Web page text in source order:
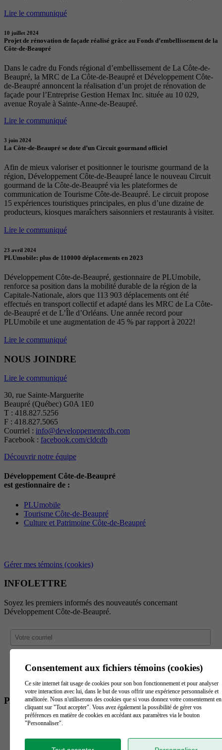
Lire le communiqué
10 juillet 2024
Projet de rénovation de façade réalisé grâce au Fonds d’embellissement de la
Côte-de-Beaupré
Dans le cadre du Fonds régional d’embellissement de La Côte-de-
Beaupré, la MRC de La Côte-de-Beaupré et Développement Côte-
de-Beaupré annoncent la réalisation d’un projet de rénovation de
façade pour l’Entreprise Gestion Hemax Inc. située au 10 029,
avenue Royale à Sainte-Anne-de-Beaupré.
Lire le communiqué
3 juin 2024
La Côte-de-Beaupré se dote d’un Circuit gourmand officiel
Afin de mieux valoriser et positionner le tourisme gourmand de la
région, Développement Côte-de-Beaupré lance le nouveau Circuit
gourmand de la Côte-de-Beaupré via les plateformes de
communication de Tourisme Côte-de-Beaupré. Le circuit propose
15 expériences touristiques principales, en plus d’une dizaine de
producteurs, kiosques maraîchers saisonniers et restaurants à visiter.
Lire le communiqué
23 avril 2024
PLUmobile: plus de 110000 déplacements en 2023
Développement Côte-de-Beaupré, gestionnaire de PLUmobile,
renforce sa position dans la mobilité durable de la région de la
Capitale-Nationale, alors que 113 903 déplacements ont été
effectués en transport collectif et adapté dans les MRC de La Côte-
de-Beaupré et de L’Île d’Orléans. Une année record pour
PLUmobile et une augmentation de 45 % par rapport à 2022!
Lire le communiqué
NOUS JOINDRE
Lire le communiqué
30, rue Sainte-Marguerite
Beaupré (Québec) G0A 1E0
T : 418.827.5256
F : 418.827.5065
Courriel : info@developpementcdb.com
Facebook : facebook.com/cldcdb
Découvrir notre équipe
Développement Côte-de-Beaupré
est gestionnaire de :
PLUmobile
Tourisme Côte-de-Beaupré
Culture et Patrimoine Côte-de-Beaupré
Gérer mes témoins (cookies)
INFOLETTRE
Soyez les premiers informés des nouveautés concernant
Développement Côte-de-Beaupré.
PARTENAIRES
Consentement aux fichiers témoins (cookies)
Ce site internet fait usage de cookies pour son bon fonctionnement et pour analyser
votre interaction avec lui, dans le but de vous offrir une expérience personnalisée et
améliorée. Nous n'utiliserons des cookies que si vous donnez votre consentement en
cliquant sur "Tout accepter". Vous avez également la possibilité de gérer vos
préférences en matière de cookies en accédant aux paramètres via le bouton
"Personnaliser".